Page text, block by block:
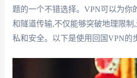
题的一个不错选择。VPN可以为你
和隧道传输,不仅能够突破地理限制
私和安全。以下是使用回国VPN的